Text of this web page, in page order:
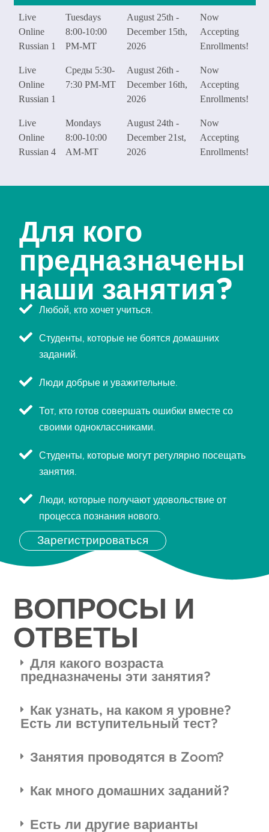
Live
Online
Russian 1
Tuesdays
8:00-10:00
PM-MT
August 25th -
December 15th,
2026
Now
Accepting
Enrollments!
Live
Online
Russian 1
Среды 5:30-
7:30 PM-MT
August 26th -
December 16th,
2026
Now
Accepting
Enrollments!
Live
Online
Russian 4
Mondays
8:00-10:00
AM-MT
August 24th -
December 21st,
2026
Now
Accepting
Enrollments!
Для кого
предназначены
наши занятия?
Любой, кто хочет учиться.
Студенты, которые не боятся домашних
заданий.
Люди добрые и уважительные.
Тот, кто готов совершать ошибки вместе со
своими одноклассниками.
Студенты, которые могут регулярно посещать
занятия.
Люди, которые получают удовольствие от
процесса познания нового.
Зарегистрироваться
ВОПРОСЫ И
ОТВЕТЫ
Для какого возраста
предназначены эти занятия?
Как узнать, на каком я уровне?
Есть ли вступительный тест?
Занятия проводятся в Zoom?
Как много домашних заданий?
Есть ли другие варианты